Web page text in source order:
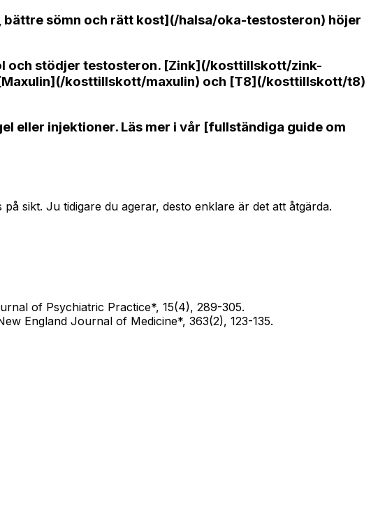
sömn och rätt kost](/halsa/oka-testosteron) höjer
och stödjer testosteron. [Zink](/kosttillskott/zink-
kosttillskott/maxulin) och [T8](/kosttillskott/t8)
eller injektioner. Läs mer i vår [fullständiga guide om
sikt. Ju tidigare du agerar, desto enklare är det att åtgärda.
of Psychiatric Practice*, 15(4), 289-305.
England Journal of Medicine*, 363(2), 123-135.